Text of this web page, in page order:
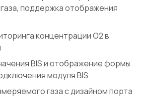
поддержкаотображения
концентрации O2 в
BIS и отображение формы
модуля BIS
газа с дизайном порта